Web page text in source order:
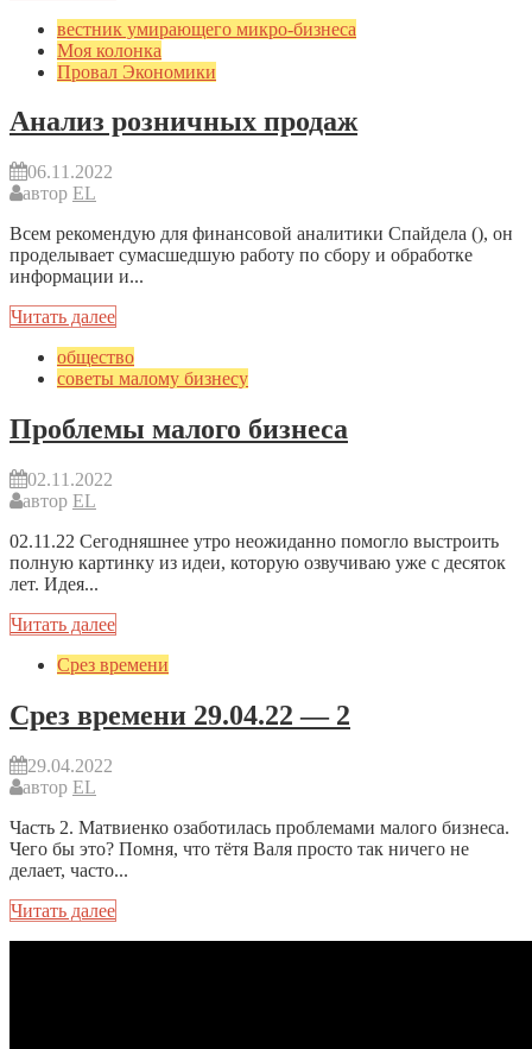
вестник умирающего микро-бизнеса
Моя колонка
Провал Экономики
Анализ розничных продаж
06.11.2022
автор EL
Всем рекомендую для финансовой аналитики Спайдела (), он
проделывает сумасшедшую работу по сбору и обработке
информации и...
Читать далее
общество
советы малому бизнесу
Проблемы малого бизнеса
02.11.2022
автор EL
02.11.22 Сегодняшнее утро неожиданно помогло выстроить
полную картинку из идеи, которую озвучиваю уже с десяток
лет. Идея...
Читать далее
Срез времени
Срез времени 29.04.22 — 2
29.04.2022
автор EL
Часть 2. Матвиенко озаботилась проблемами малого бизнеса.
Чего бы это? Помня, что тётя Валя просто так ничего не
делает, часто...
Читать далее